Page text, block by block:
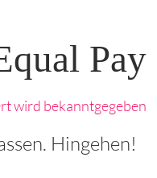
wird bekanntgegeben
Hingehen!